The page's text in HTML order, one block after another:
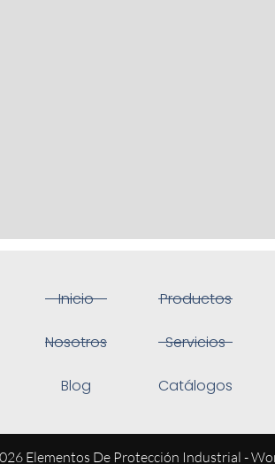
Inicio
Nosotros
Blog
Productos
Servicios
Catálogos
Elementos De Protección Industrial -